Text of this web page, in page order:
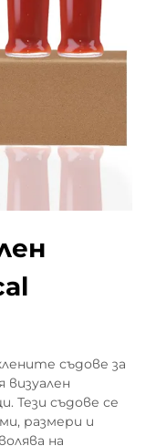
съдове за
Тези съдове се
размери и
на